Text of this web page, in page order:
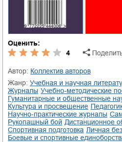
Оценить:
4
Автор:
Коллектив авторов
Жанр:
учебная и научная
журналы
учебно-методические
гуманитарные и общественные
культура и просвещение
научно-практические журналы
рукопашный бой
дистанционное
спортивная подготовка
личная
боевые и спортивные